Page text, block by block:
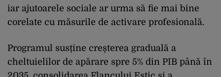
iar ajutoarele sociale ar urma să fie mai bine
corelate cu măsurile de activare profesională.
Programul susține creșterea graduală a
cheltuielilor de apărare spre 5% din PIB până în